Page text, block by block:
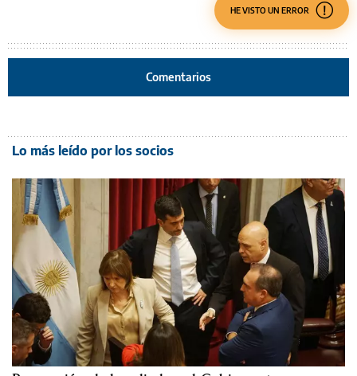
HE VISTO UN ERROR
Comentarios
Lo más leído por los socios